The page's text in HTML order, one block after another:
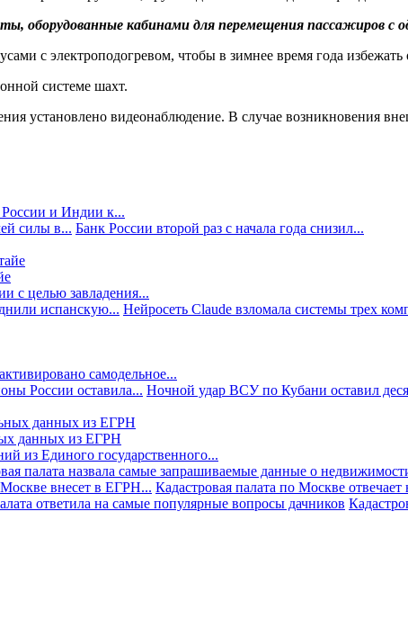
оборудованные кабинами для перемещения пассажиров с
с электроподогревом, чтобы в зимнее время года избежать
системе шахт.
установлено видеонаблюдение. В случае возникновения
России и Индии к...
силы в... Банк России второй раз с начала года снизил...
с целью завладения...
испанскую... Нейросеть Claude взломала системы трех
самодельное...
России оставила... Ночной удар ВСУ по Кубани оставил
данных из ЕГРН
из Единого государственного...
палата назвала самые запрашиваемые данные о
внесет в ЕГРН... Кадастровая палата по Москве
ответила на самые популярные вопросы дачников